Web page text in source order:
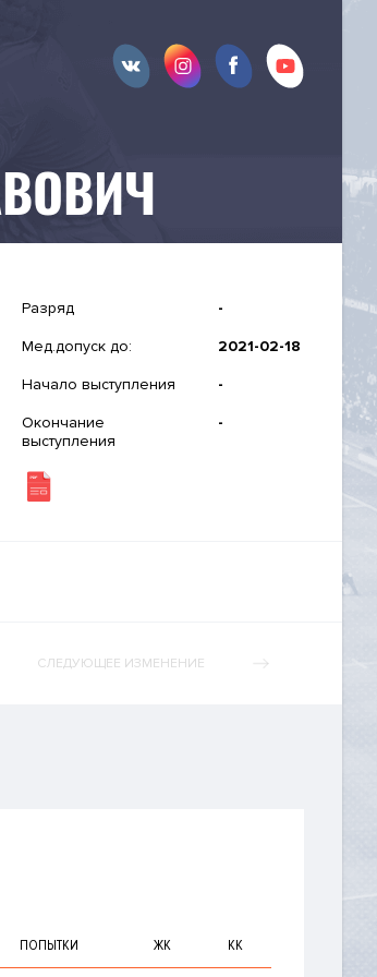
Разряд -
Мед.допуск до: 2021-02-18
Начало выступления -
Окончание
выступления
-
СЛЕДУЮЩЕЕ ИЗМЕНЕНИЕ
ПОПЫТКИ ЖК КК